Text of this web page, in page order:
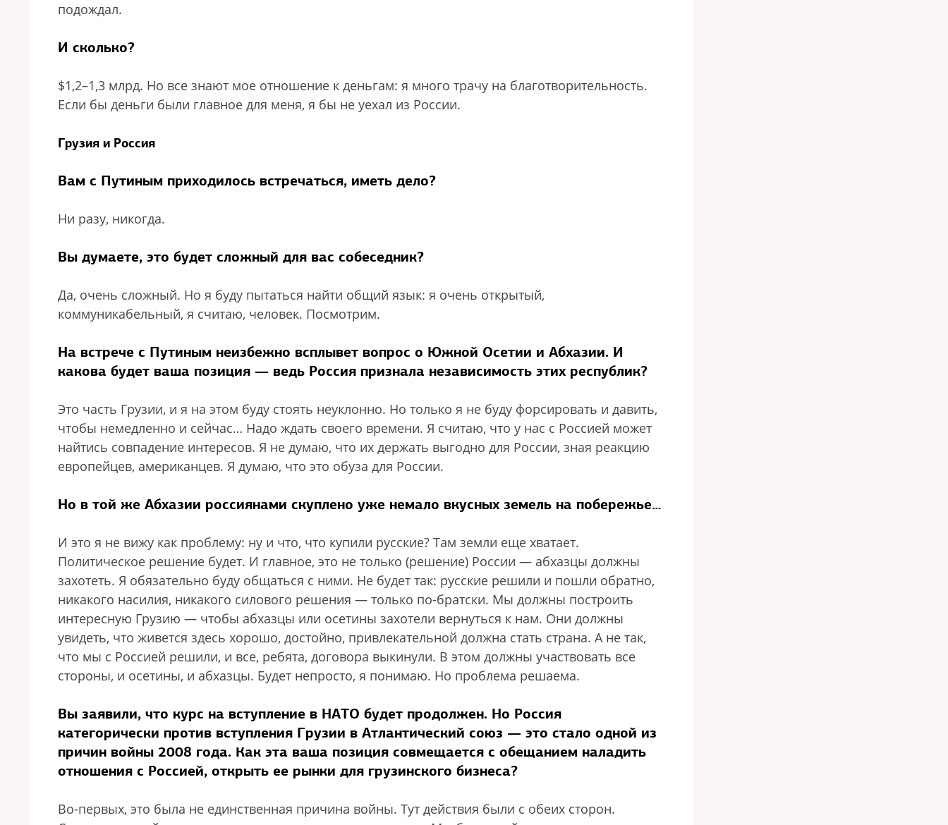
подождал.
И сколько?
$1,2–1,3 млрд. Но все знают мое отношение к деньгам: я много трачу на благотворительность.
Если бы деньги были главное для меня, я бы не уехал из России.
Грузия и Россия
Вам с Путиным приходилось встречаться, иметь дело?
Ни разу, никогда.
Вы думаете, это будет сложный для вас собеседник?
Да, очень сложный. Но я буду пытаться найти общий язык: я очень открытый,
коммуникабельный, я считаю, человек. Посмотрим.
На встрече с Путиным неизбежно всплывет вопрос о Южной Осетии и Абхазии. И
какова будет ваша позиция — ведь Россия признала независимость этих республик?
Это часть Грузии, и я на этом буду стоять неуклонно. Но только я не буду форсировать и давить,
чтобы немедленно и сейчас… Надо ждать своего времени. Я считаю, что у нас с Россией может
найтись совпадение интересов. Я не думаю, что их держать выгодно для России, зная реакцию
европейцев, американцев. Я думаю, что это обуза для России.
Но в той же Абхазии россиянами скуплено уже немало вкусных земель на побережье…
И это я не вижу как проблему: ну и что, что купили русские? Там земли еще хватает.
Политическое решение будет. И главное, это не только (решение) России — абхазцы должны
захотеть. Я обязательно буду общаться с ними. Не будет так: русские решили и пошли обратно,
никакого насилия, никакого силового решения — только по-братски. Мы должны построить
интересную Грузию — чтобы абхазцы или осетины захотели вернуться к нам. Они должны
увидеть, что живется здесь хорошо, достойно, привлекательной должна стать страна. А не так,
что мы с Россией решили, и все, ребята, договора выкинули. В этом должны участвовать все
стороны, и осетины, и абхазцы. Будет непросто, я понимаю. Но проблема решаема.
Вы заявили, что курс на вступление в НАТО будет продолжен. Но Россия
категорически против вступления Грузии в Атлантический союз — это стало одной из
причин войны 2008 года. Как эта ваша позиция совмещается с обещанием наладить
отношения с Россией, открыть ее рынки для грузинского бизнеса?
Во-первых, это была не единственная причина войны. Тут действия были с обеих сторон.